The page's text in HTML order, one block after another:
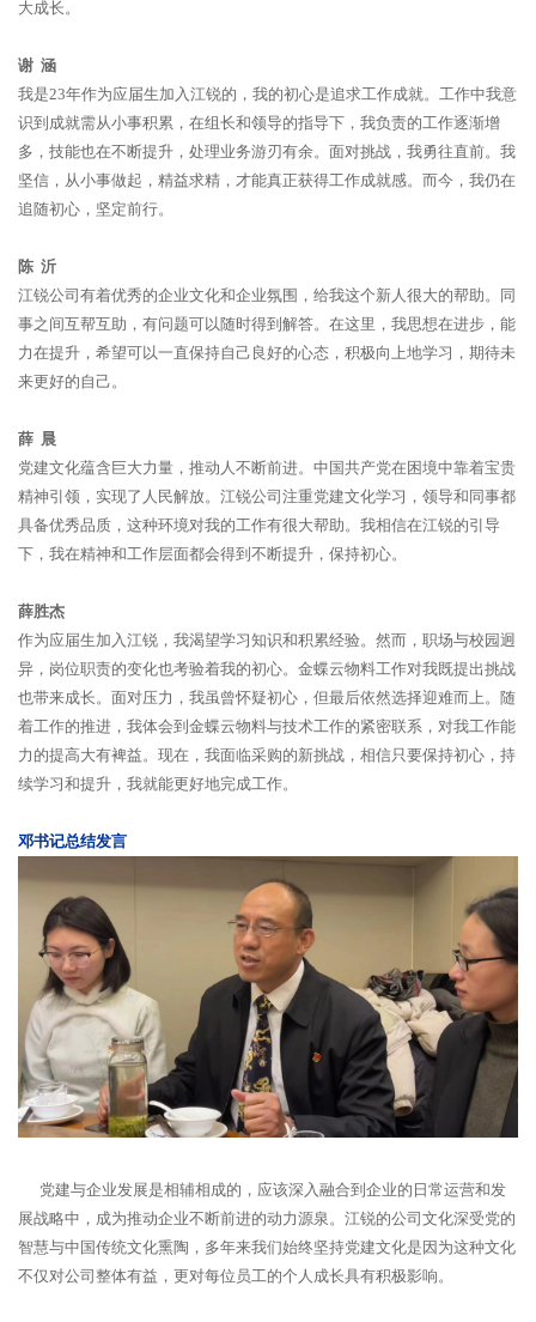
大成长。
谢 涵
我是23年作为应届生加入江锐的，我的初心是追求工作成就。工作中我意
识到成就需从小事积累，在组长和领导的指导下，我负责的工作逐渐增
多，技能也在不断提升，处理业务游刃有余。面对挑战，我勇往直前。我
坚信，从小事做起，精益求精，才能真正获得工作成就感。而今，我仍在
追随初心，坚定前行。
陈 沂
江锐公司有着优秀的企业文化和企业氛围，给我这个新人很大的帮助。同
事之间互帮互助，有问题可以随时得到解答。在这里，我思想在进步，能
力在提升，希望可以一直保持自己良好的心态，积极向上地学习，期待未
来更好的自己。
薛 晨
党建文化蕴含巨大力量，推动人不断前进。中国共产党在困境中靠着宝贵
精神引领，实现了人民解放。江锐公司注重党建文化学习，领导和同事都
具备优秀品质，这种环境对我的工作有很大帮助。我相信在江锐的引导
下，我在精神和工作层面都会得到不断提升，保持初心。
薛胜杰
作为应届生加入江锐，我渴望学习知识和积累经验。然而，职场与校园迥
异，岗位职责的变化也考验着我的初心。金蝶云物料工作对我既提出挑战
也带来成长。面对压力，我虽曾怀疑初心，但最后依然选择迎难而上。随
着工作的推进，我体会到金蝶云物料与技术工作的紧密联系，对我工作能
力的提高大有裨益。现在，我面临采购的新挑战，相信只要保持初心，持
续学习和提升，我就能更好地完成工作。
邓书记总结发言
党建与企业发展是相辅相成的，应该深入融合到企业的日常运营和发
展战略中，成为推动企业不断前进的动力源泉。江锐的公司文化深受党的
智慧与中国传统文化熏陶，多年来我们始终坚持党建文化是因为这种文化
不仅对公司整体有益，更对每位员工的个人成长具有积极影响。